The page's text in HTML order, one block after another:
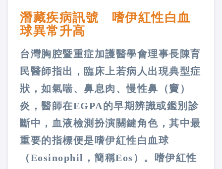
潛藏疾病訊號 嗜伊紅性白血
球異常升高
台灣胸腔暨重症加護醫學會理事長陳育
民醫師指出，臨床上若病人出現典型症
狀，如氣喘、鼻息肉、慢性鼻（竇）
炎，醫師在EGPA的早期辨識或鑑別診
斷中，血液檢測扮演關鍵角色，其中最
重要的指標便是嗜伊紅性白血球
（Eosinophil，簡稱Eos）。嗜伊紅性